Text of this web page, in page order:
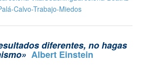
diferentes, no hagas
Albert Einstein